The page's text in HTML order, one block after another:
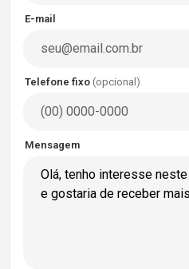
E-mail
Telefone fixo (opcional)
Mensagem